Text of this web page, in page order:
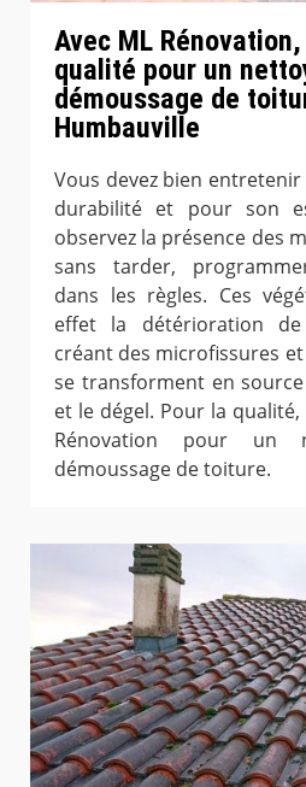
Avec ML
qualité pour un
démoussage de
Humbauville
Vous devez bien
durabilité et pour son
observez la présence des
sans tarder,
dans les règles. Ces
effet la détérioration
créant des microfissures
se transforment en
et le dégel. Pour la qualité,
Rénovation pour un
démoussage de toiture.